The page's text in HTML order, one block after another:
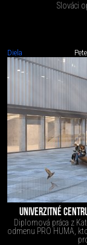
Slováci
Diela
UNIVERZITNÉ
Diplomová práca z
odmenu PRO HUMA,